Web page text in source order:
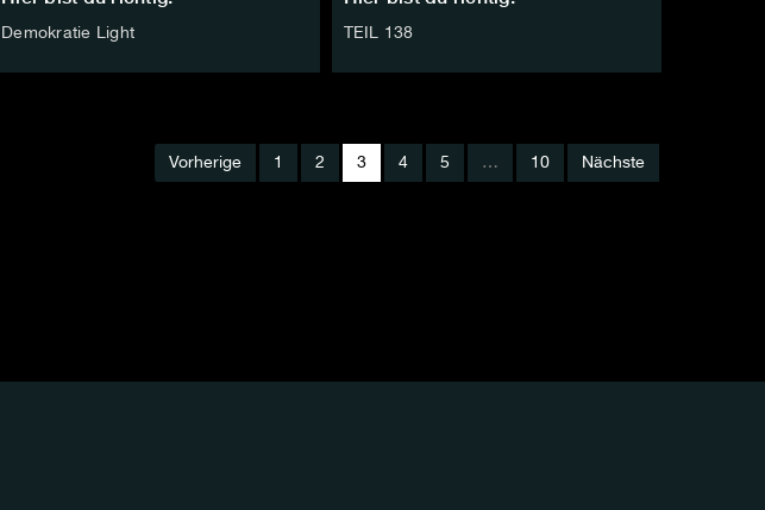
Demokratie Light TEIL 138
Vorherige 1 2 3 4 5 … 10 Nächste